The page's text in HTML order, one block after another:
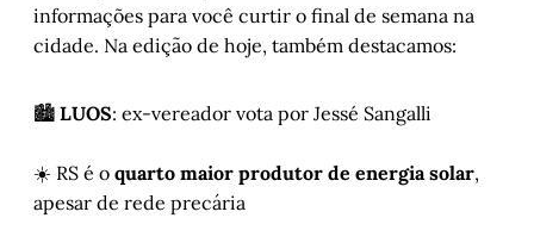
informações para você curtir o final de semana na
cidade. Na edição de hoje, também destacamos:
🏙️ LUOS: ex-vereador vota por Jessé Sangalli
☀️ RS é o quarto maior produtor de energia solar,
apesar de rede precária